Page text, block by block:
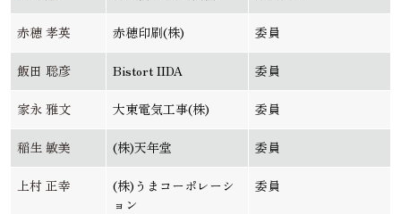
赤穂 孝英 赤穂印刷(株) 委員
飯田 聡彦 Bistort IIDA 委員
家永 雅文 大東電気工事(株) 委員
稲生 敏美 (株)天年堂 委員
上村 正幸
(株)うまコーポレーシ
ョン
委員